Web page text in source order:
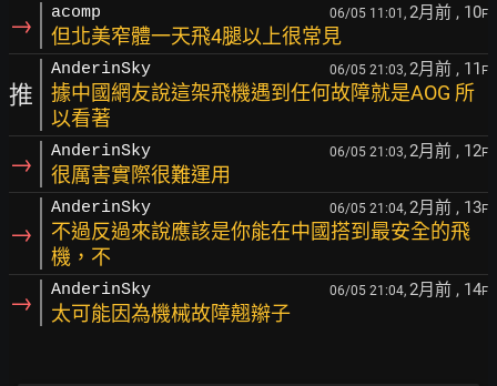
→ acomp 06/05 11:01, 2月前 , 10F
但北美窄體一天飛4腿以上很常見
推
AnderinSky 06/05 21:03, 2月前 , 11 F
據中國網友說這架飛機遇到任何故障就是AOG 所
以看著
→ AnderinSky 06/05 21:03, 2月前 , 12F
很厲害實際很難運用
→
AnderinSky 06/05 21:04, 2月前 , 13F
不過反過來說應該是你能在中國搭到最安全的飛
機，不
→ AnderinSky 06/05 21:04, 2月前 , 14F
太可能因為機械故障翹辮子